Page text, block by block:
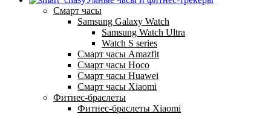
Смарт часы
Samsung Galaxy Watch
Samsung Watch Ultra
Watch S series
Смарт часы Amazfit
Смарт часы Hoco
Смарт часы Huawei
Смарт часы Xiaomi
Фитнес-браслеты
Фитнес-браслеты Xiaomi